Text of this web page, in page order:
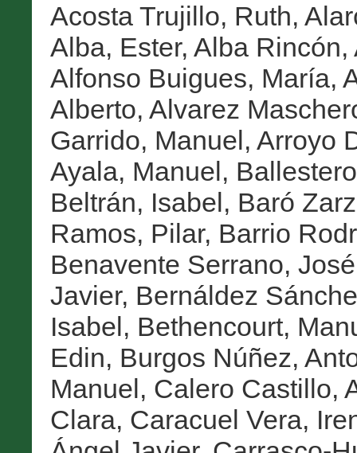
Acosta Trujillo, Ruth,
Alba, Ester, Alba Rincón,
Alfonso Buigues, María,
Alberto, Alvarez
Garrido, Manuel, Arroyo
Ayala, Manuel,
Beltrán, Isabel, Baró
Ramos, Pilar, Barrio
Benavente Serrano,
Javier, Bernáldez
Isabel, Bethencourt,
Edin, Burgos Núñez,
Manuel, Calero Castillo,
Clara, Caracuel Vera,